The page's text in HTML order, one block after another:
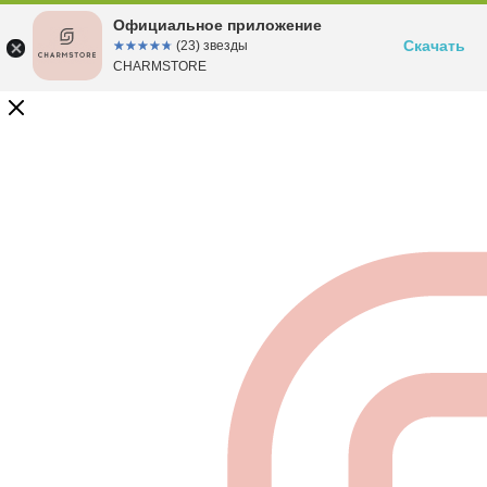
Официальное приложение
☆☆☆☆☆
★★★★★ (23) звезды
CHARMSTORE
Скачать